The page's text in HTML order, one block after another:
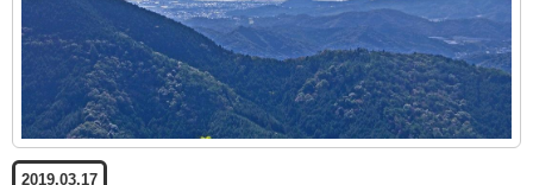
2019.03.17